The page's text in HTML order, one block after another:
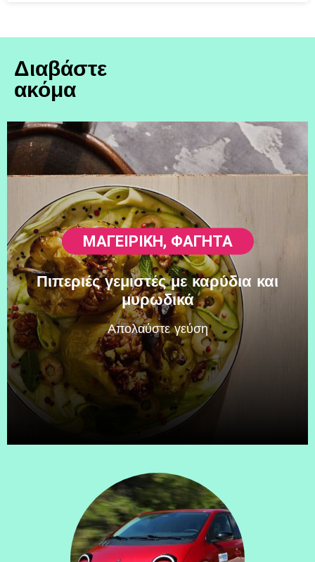
Διαβάστε
ακόμα
ΜΑΓΕΙΡΙΚΗ, ΦΑΓΗΤΆ
Πιπεριές γεμιστές με καρύδια και
μυρωδικά
Απολαύστε γεύση